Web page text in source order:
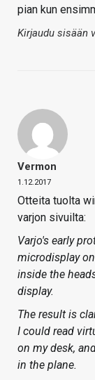
pian kun
Kirjaudu sisään
Vermon
1.12.2017
Otteita tuolta
varjon sivuilta:
Varjo's early
microdisplay
inside the
display.
The result is
I could read
on my desk,
in the plane.